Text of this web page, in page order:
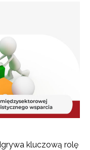
kluczową rolę